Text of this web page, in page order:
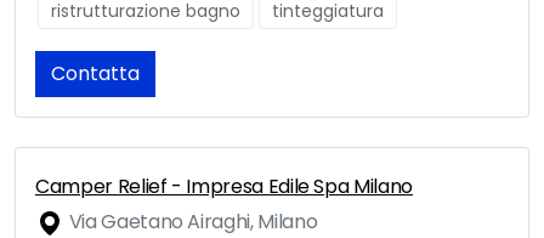
ristrutturazione bagno tinteggiatura
Contatta
Camper Relief - Impresa Edile Spa Milano
Via Gaetano Airaghi, Milano